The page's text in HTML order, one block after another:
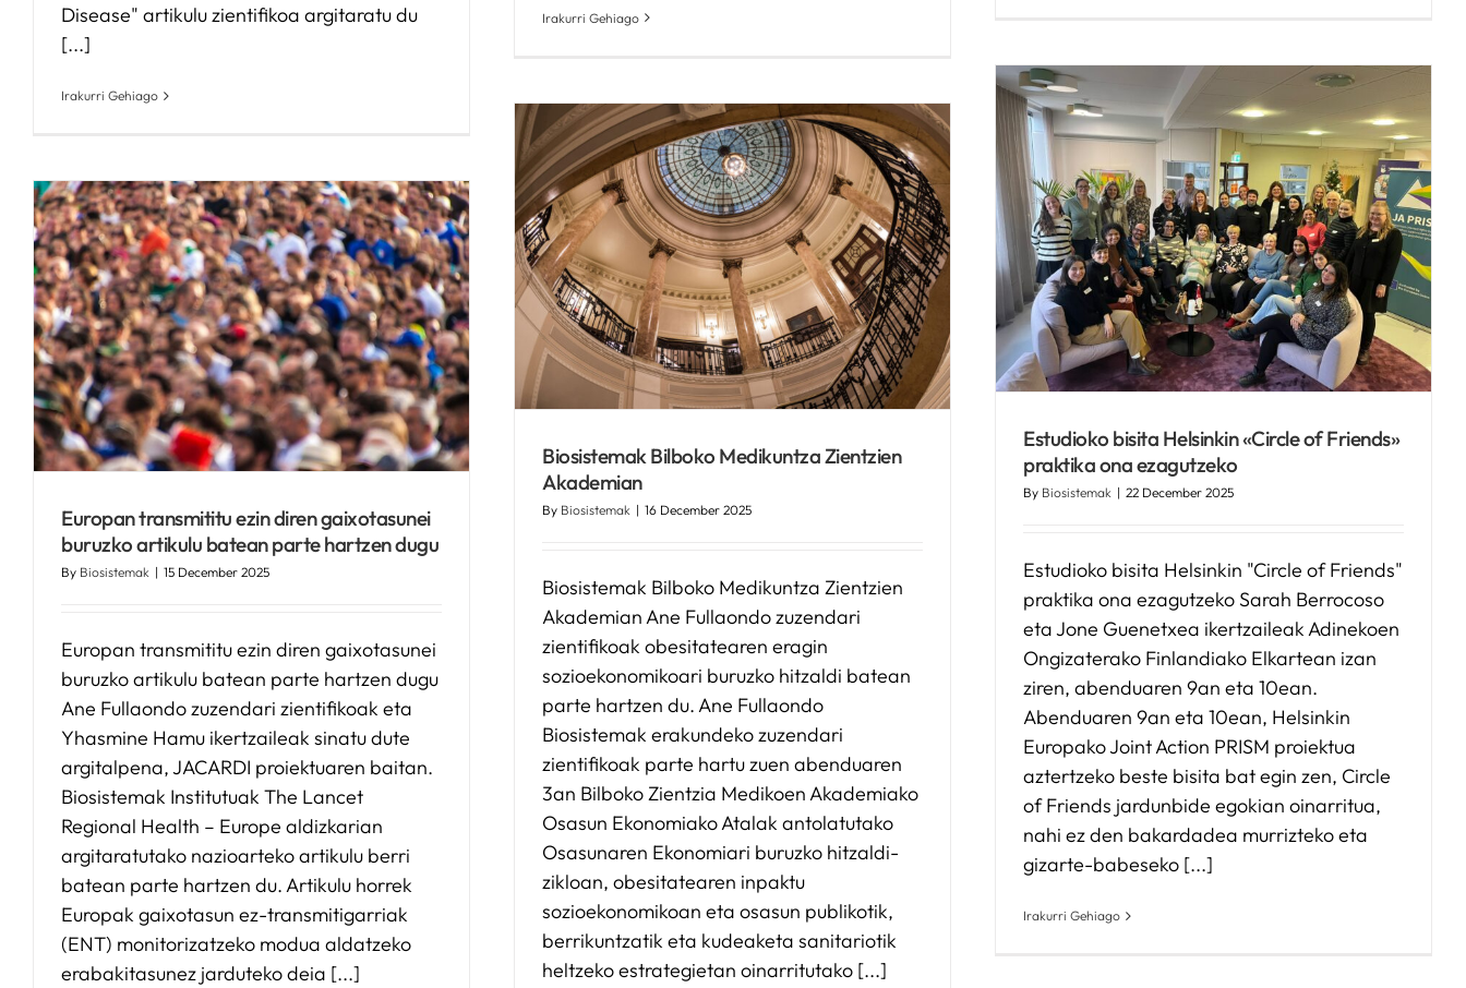
Disease" artikulu zientifikoa argitaratu du
[...]
Irakurri Gehiago
Irakurri Gehiago
Estudioko bisita Helsinkin
«Circle of Friends» praktika
ona ezagutzeko
Kronikguneren albisteak
Estudioko bisita Helsinkin «Circle of Friends»
praktika ona ezagutzeko
By Biosistemak | 22 December 2025
Estudioko bisita Helsinkin "Circle of Friends"
praktika ona ezagutzeko Sarah Berrocoso
eta Jone Guenetxea ikertzaileak Adinekoen
Ongizaterako Finlandiako Elkartean izan
ziren, abenduaren 9an eta 10ean.
Abenduaren 9an eta 10ean, Helsinkin
Europako Joint Action PRISM proiektua
aztertzeko beste bisita bat egin zen, Circle
of Friends jardunbide egokian oinarritua,
nahi ez den bakardadea murrizteko eta
gizarte-babeseko [...]
Irakurri Gehiago
Biosistemak Bilboko
Medikuntza Zientzien
Akademian
Kronikguneren albisteak
Biosistemak Bilboko Medikuntza Zientzien
Akademian
By Biosistemak | 16 December 2025
Biosistemak Bilboko Medikuntza Zientzien
Akademian Ane Fullaondo zuzendari
zientifikoak obesitatearen eragin
sozioekonomikoari buruzko hitzaldi batean
parte hartzen du. Ane Fullaondo
Biosistemak erakundeko zuzendari
zientifikoak parte hartu zuen abenduaren
3an Bilboko Zientzia Medikoen Akademiako
Osasun Ekonomiako Atalak antolatutako
Osasunaren Ekonomiari buruzko hitzaldi-
zikloan, obesitatearen inpaktu
sozioekonomikoan eta osasun publikotik,
berrikuntzatik eta kudeaketa sanitariotik
heltzeko estrategietan oinarritutako [...]
Europan transmititu ezin diren gaixotasunei
buruzko artikulu batean parte hartzen dugu
By Biosistemak | 15 December 2025
Europan transmititu ezin diren gaixotasunei
buruzko artikulu batean parte hartzen dugu
Ane Fullaondo zuzendari zientifikoak eta
Yhasmine Hamu ikertzaileak sinatu dute
argitalpena, JACARDI proiektuaren baitan.
Biosistemak Institutuak The Lancet
Regional Health – Europe aldizkarian
argitaratutako nazioarteko artikulu berri
batean parte hartzen du. Artikulu horrek
Europak gaixotasun ez-transmitigarriak
(ENT) monitorizatzeko modua aldatzeko
erabakitasunez jarduteko deia [...]